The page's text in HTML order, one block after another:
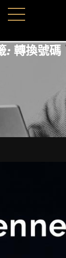
: 轉換號碼